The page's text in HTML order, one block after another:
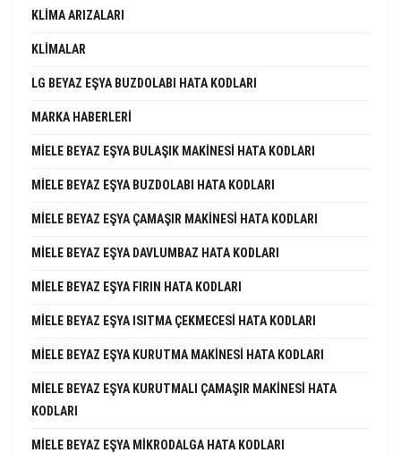
KLIMA ARIZALARI
KLIMALAR
LG BEYAZ EŞYA BUZDOLABI HATA KODLARI
MARKA HABERLERI
MIELE BEYAZ EŞYA BULAŞIK MAKINESI HATA KODLARI
MIELE BEYAZ EŞYA BUZDOLABI HATA KODLARI
MIELE BEYAZ EŞYA ÇAMAŞIR MAKINESI HATA KODLARI
MIELE BEYAZ EŞYA DAVLUMBAZ HATA KODLARI
MIELE BEYAZ EŞYA FIRIN HATA KODLARI
MIELE BEYAZ EŞYA ISITMA ÇEKMECESI HATA KODLARI
MIELE BEYAZ EŞYA KURUTMA MAKINESI HATA KODLARI
MIELE BEYAZ EŞYA KURUTMALI ÇAMAŞIR MAKINESI HATA
KODLARI
MIELE BEYAZ EŞYA MIKRODALGA HATA KODLARI